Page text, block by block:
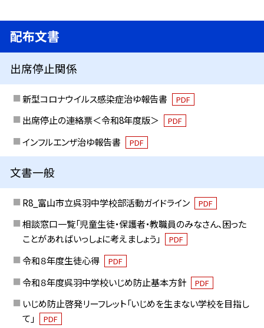
配布文書
出席停止関係
新型コロナウイルス感染症治ゆ報告書 PDF
出席停止の連絡票＜令和8年度版＞ PDF
インフルエンザ治ゆ報告書 PDF
文書一般
R8_富山市立呉羽中学校部活動ガイドライン PDF
相談窓口一覧「児童生徒・保護者・教職員のみなさん、困った
ことがあればいっしょに考えましょう」
PDF
令和８年度生徒心得 PDF
令和８年度呉羽中学校いじめ防止基本方針 PDF
いじめ防止啓発リーフレット「いじめを生まない学校を目指し
て」
PDF